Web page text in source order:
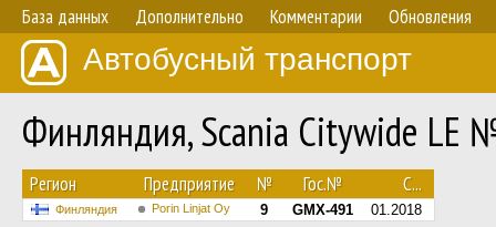
База данных Дополнительно Комментарии Обновления
Автобусный транспорт
Финляндия, Scania Citywide LE
Регион Предприятие № Гос.№ С...
Финляндия Porin Linjat Oy 9 GMX-491 01.2018